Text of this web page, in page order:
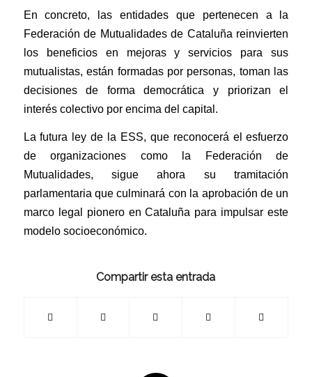
En concreto, las entidades que pertenecen a la
Federación de Mutualidades de Cataluña reinvierten
los beneficios en mejoras y servicios para sus
mutualistas, están formadas por personas, toman las
decisiones de forma democrática y priorizan el
interés colectivo por encima del capital.
La futura ley de la ESS, que reconocerá el esfuerzo
de organizaciones como la Federación de
Mutualidades, sigue ahora su tramitación
parlamentaria que culminará con la aprobación de un
marco legal pionero en Cataluña para impulsar este
modelo socioeconómico.
Compartir esta entrada